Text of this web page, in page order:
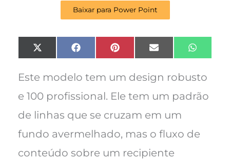
Baixar para Power Point
Share
on
X
(
w
t
t
r
Share
on
F
a
e
b
o
o
Share
on
P
i
t
e
r
e
t
Share
on
E
m
i
l
Share
on
W
h
t
s
A
p
Este modelo tem um design robusto
e 100 profissional. Ele tem um padrão
de linhas que se cruzam em um
fundo avermelhado, mas o fluxo de
conteúdo sobre um recipiente